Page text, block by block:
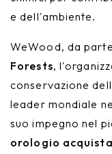
e dell'ambiente.
WeWood, da
Forests,
conservazione
leader mondiale
suo impegno nel
orologio